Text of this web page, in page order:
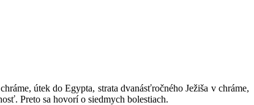
útek do Egypta, strata dvanásťročného Ježiša v chráme,
Preto sa hovorí o siedmych bolestiach.